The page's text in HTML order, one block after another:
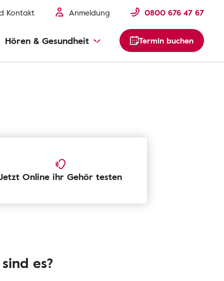
Kontakt Anmeldung 0800 676 47 67
Hören & Gesundheit Termin buchen
Online ihr Gehör testen
es?